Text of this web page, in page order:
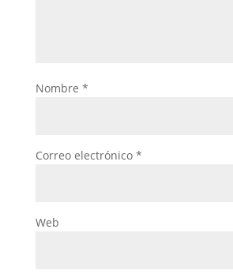
Nombre *
Correo electrónico *
Web